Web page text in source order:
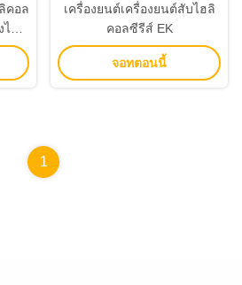
คอล
ฟ
าทด
ลวง
เครื่องยนต์เครื่องยนต์สับไฮลิ
คอลซีรีส์ EK
จอทตอนนี้
1